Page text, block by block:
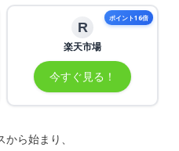
ポイント16倍
R
楽天市場
今すぐ見る！
ら始まり、